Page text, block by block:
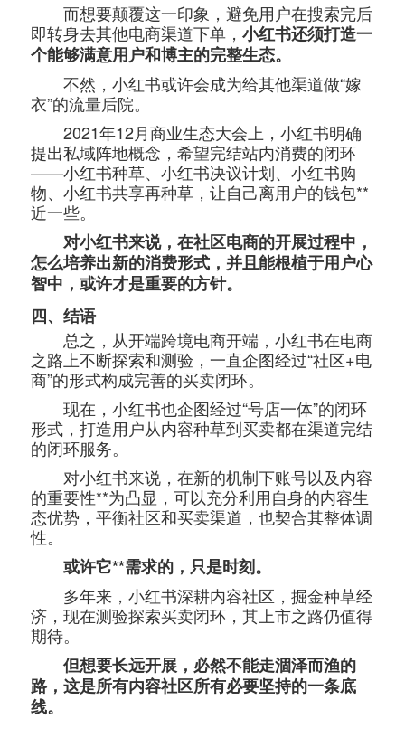
而想要颠覆这一印象，避免用户在搜索完后
即转身去其他电商渠道下单， 小红书还须打造一
个能够满意用户和博主的完整生态。
不然，小红书或许会成为给其他渠道做“嫁
衣”的流量后院。
2021年12月商业生态大会上，小红书明确
提出私域阵地概念，希望完结站内消费的闭环
——小红书种草、小红书决议计划、小红书购
物、小红书共享再种草，让自己离用户的钱包**
近一些。
对小红书来说，在社区电商的开展过程中，
怎么培养出新的消费形式，并且能根植于用户心
智中，或许才是重要的方针。
四、结语
总之，从开端跨境电商开端，小红书在电商
之路上不断探索和测验，一直企图经过“社区+电
商”的形式构成完善的买卖闭环。
现在，小红书也企图经过“号店一体”的闭环
形式，打造用户从内容种草到买卖都在渠道完结
的闭环服务。
对小红书来说，在新的机制下账号以及内容
的重要性**为凸显，可以充分利用自身的内容生
态优势，平衡社区和买卖渠道，也契合其整体调
性。
或许它**需求的，只是时刻。
多年来，小红书深耕内容社区，掘金种草经
济，现在测验探索买卖闭环，其上市之路仍值得
期待。
但想要长远开展，必然不能走涸泽而渔的
路，这是所有内容社区所有必要坚持的一条底
线。